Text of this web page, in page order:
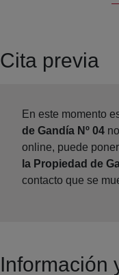
Cita previa
En este momento
de Gandía Nº 04
online, puede
la Propiedad de
contacto que se
Información